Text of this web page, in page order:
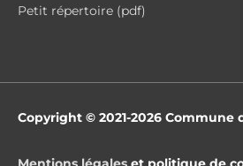
Petit répertoire (pdf)
Copyright © 2021-2026 Commune